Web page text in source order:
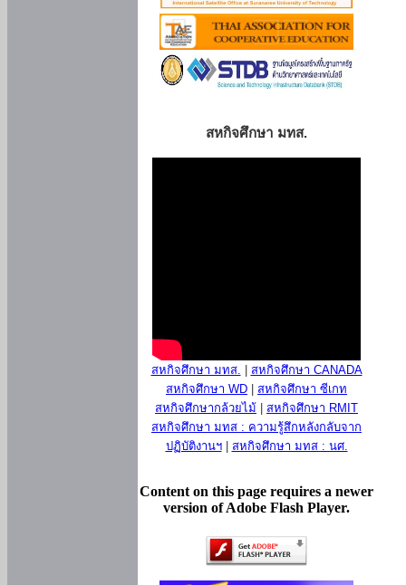
สหกิจศึกษา มทส.
สหกิจศึกษา มทส.
สหกิจศึกษา CANADA
สหกิจศึกษา WD
สหกิจศึกษา ซีเกท
สหกิจศึกษากล้วยไม้
สหกิจศึกษา RMIT
สหกิจศึกษา มทส : ความรู้สึกหลังกลับจาก
ปฏิบัติงานฯ| สหกิจศึกษา มทส : นศ.
Content on this page requires a newer
version of Adobe Flash Player.